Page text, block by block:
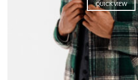
QUICK VIEW